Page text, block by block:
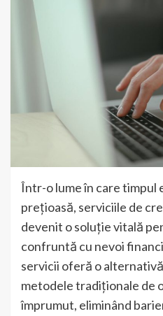
Într-o lume în care timpul
prețioasă, serviciile de
devenit o soluție vitală
confruntă cu nevoi
servicii oferă o
metodele tradiționale de
împrumut, eliminând